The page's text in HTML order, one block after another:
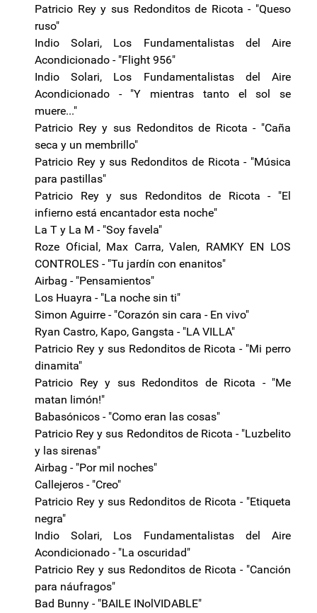
Patricio Rey y sus Redonditos de Ricota - "Queso
ruso"
Indio Solari, Los Fundamentalistas del Aire
Acondicionado - "Flight 956"
Indio Solari, Los Fundamentalistas del Aire
Acondicionado - "Y mientras tanto el sol se
muere..."
Patricio Rey y sus Redonditos de Ricota - "Caña
seca y un membrillo"
Patricio Rey y sus Redonditos de Ricota - "Música
para pastillas"
Patricio Rey y sus Redonditos de Ricota - "El
infierno está encantador esta noche"
La T y La M - "Soy favela"
Roze Oficial, Max Carra, Valen, RAMKY EN LOS
CONTROLES - "Tu jardín con enanitos"
Airbag - "Pensamientos"
Los Huayra - "La noche sin ti"
Simon Aguirre - "Corazón sin cara - En vivo"
Ryan Castro, Kapo, Gangsta - "LA VILLA"
Patricio Rey y sus Redonditos de Ricota - "Mi perro
dinamita"
Patricio Rey y sus Redonditos de Ricota - "Me
matan limón!"
Babasónicos - "Como eran las cosas"
Patricio Rey y sus Redonditos de Ricota - "Luzbelito
y las sirenas"
Airbag - "Por mil noches"
Callejeros - "Creo"
Patricio Rey y sus Redonditos de Ricota - "Etiqueta
negra"
Indio Solari, Los Fundamentalistas del Aire
Acondicionado - "La oscuridad"
Patricio Rey y sus Redonditos de Ricota - "Canción
para náufragos"
Bad Bunny - "BAILE INolVIDABLE"